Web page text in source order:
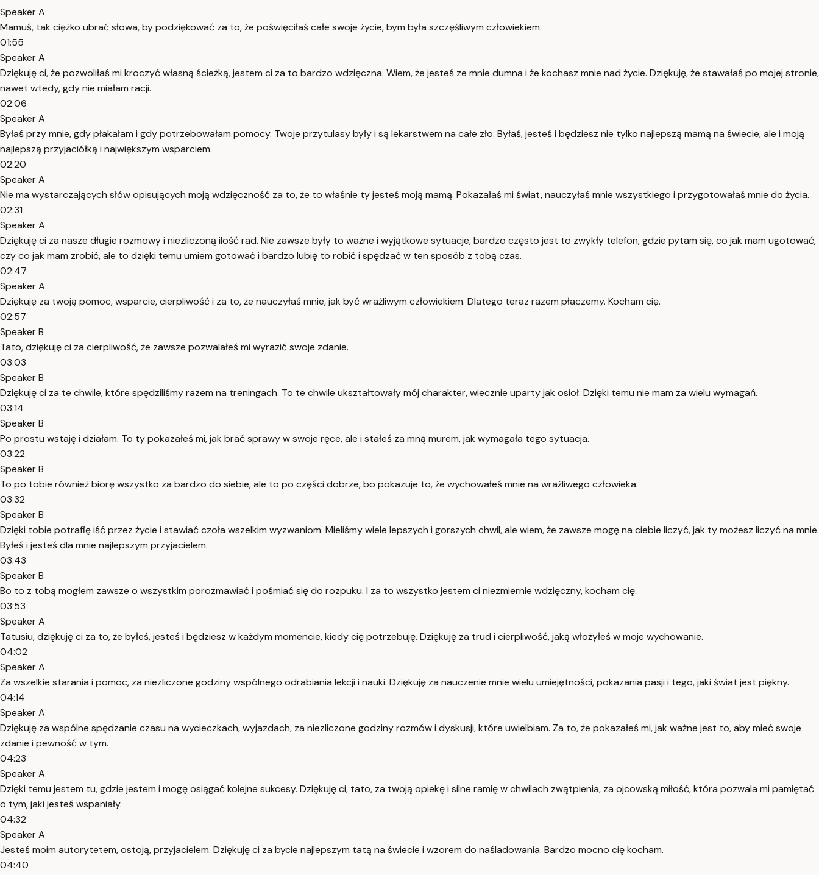
Speaker A
Mamuś, tak ciężko ubrać słowa, by podziękować za to, że poświęciłaś całe swoje życie, bym była szczęśliwym człowiekiem.
01:55
Speaker A
Dziękuję ci, że pozwoliłaś mi kroczyć własną ścieżką, jestem ci za to bardzo wdzięczna. Wiem, że jesteś ze mnie dumna i że kochasz mnie nad życie. Dziękuję, że stawałaś po mojej stronie,
nawet wtedy, gdy nie miałam racji.
02:06
Speaker A
Byłaś przy mnie, gdy płakałam i gdy potrzebowałam pomocy. Twoje przytulasy były i są lekarstwem na całe zło. Byłaś, jesteś i będziesz nie tylko najlepszą mamą na świecie, ale i moją
najlepszą przyjaciółką i największym wsparciem.
02:20
Speaker A
Nie ma wystarczających słów opisujących moją wdzięczność za to, że to właśnie ty jesteś moją mamą. Pokazałaś mi świat, nauczyłaś mnie wszystkiego i przygotowałaś mnie do życia.
02:31
Speaker A
Dziękuję ci za nasze długie rozmowy i niezliczoną ilość rad. Nie zawsze były to ważne i wyjątkowe sytuacje, bardzo często jest to zwykły telefon, gdzie pytam się, co jak mam ugotować,
czy co jak mam zrobić, ale to dzięki temu umiem gotować i bardzo lubię to robić i spędzać w ten sposób z tobą czas.
02:47
Speaker A
Dziękuję za twoją pomoc, wsparcie, cierpliwość i za to, że nauczyłaś mnie, jak być wrażliwym człowiekiem. Dlatego teraz razem płaczemy. Kocham cię.
02:57
Speaker B
Tato, dziękuję ci za cierpliwość, że zawsze pozwalałeś mi wyrazić swoje zdanie.
03:03
Speaker B
Dziękuję ci za te chwile, które spędziliśmy razem na treningach. To te chwile ukształtowały mój charakter, wiecznie uparty jak osioł. Dzięki temu nie mam za wielu wymagań.
03:14
Speaker B
Po prostu wstaję i działam. To ty pokazałeś mi, jak brać sprawy w swoje ręce, ale i stałeś za mną murem, jak wymagała tego sytuacja.
03:22
Speaker B
To po tobie również biorę wszystko za bardzo do siebie, ale to po części dobrze, bo pokazuje to, że wychowałeś mnie na wrażliwego człowieka.
03:32
Speaker B
Dzięki tobie potrafię iść przez życie i stawiać czoła wszelkim wyzwaniom. Mieliśmy wiele lepszych i gorszych chwil, ale wiem, że zawsze mogę na ciebie liczyć, jak ty możesz liczyć na mnie.
Byłeś i jesteś dla mnie najlepszym przyjacielem.
03:43
Speaker B
Bo to z tobą mogłem zawsze o wszystkim porozmawiać i pośmiać się do rozpuku. I za to wszystko jestem ci niezmiernie wdzięczny, kocham cię.
03:53
Speaker A
Tatusiu, dziękuję ci za to, że byłeś, jesteś i będziesz w każdym momencie, kiedy cię potrzebuję. Dziękuję za trud i cierpliwość, jaką włożyłeś w moje wychowanie.
04:02
Speaker A
Za wszelkie starania i pomoc, za niezliczone godziny wspólnego odrabiania lekcji i nauki. Dziękuję za nauczenie mnie wielu umiejętności, pokazania pasji i tego, jaki świat jest piękny.
04:14
Speaker A
Dziękuję za wspólne spędzanie czasu na wycieczkach, wyjazdach, za niezliczone godziny rozmów i dyskusji, które uwielbiam. Za to, że pokazałeś mi, jak ważne jest to, aby mieć swoje
zdanie i pewność w tym.
04:23
Speaker A
Dzięki temu jestem tu, gdzie jestem i mogę osiągać kolejne sukcesy. Dziękuję ci, tato, za twoją opiekę i silne ramię w chwilach zwątpienia, za ojcowską miłość, która pozwala mi pamiętać
o tym, jaki jesteś wspaniały.
04:32
Speaker A
Jesteś moim autorytetem, ostoją, przyjacielem. Dziękuję ci za bycie najlepszym tatą na świecie i wzorem do naśladowania. Bardzo mocno cię kocham.
04:40